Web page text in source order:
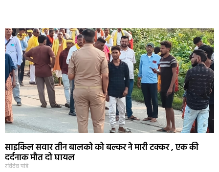
साइकिल सवार तीन बालको को बल्कर ने मारी टक्कर , एक की
दर्दनाक मौत दो घायल
रविदेव पांडे